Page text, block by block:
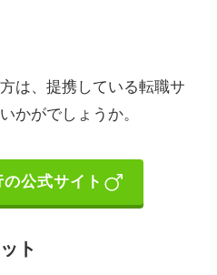
は、提携している転職サ
かがでしょうか。
公式サイト
ト